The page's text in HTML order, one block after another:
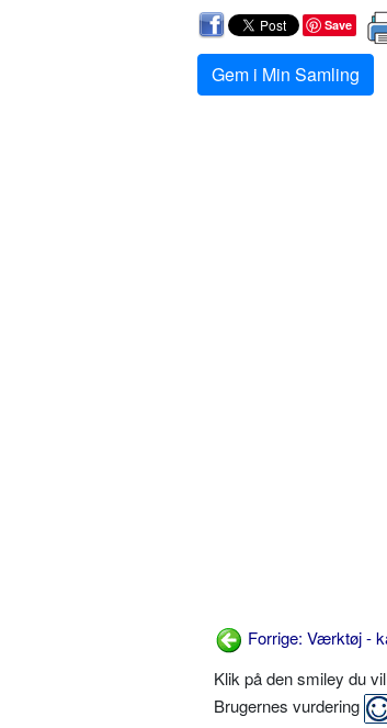
Save
Gem i Min Samling
Forrige: Værktøj -
Klik på den smiley du
Brugernes vurdering